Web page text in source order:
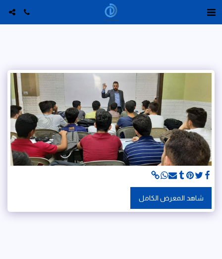
شاهد المعرض الكامل